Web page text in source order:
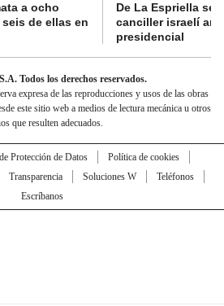
a ocho
de ellas en
De La Espriella se
canciller israelí
presidencial
Todos los derechos reservados.
expresa de las reproducciones y usos de las obras
este sitio web a medios de lectura mecánica u otros
que resulten adecuados.
Protección de Datos
Política de cookies
Transparencia Soluciones W
Teléfonos
Escríbanos